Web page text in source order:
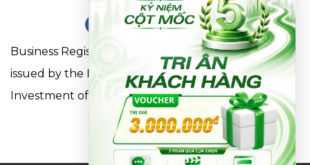
Business Registration Certificate No. 0316863281
issued by the Department of Planning and
Investment of Ho Chi Minh City on May 18, 2021